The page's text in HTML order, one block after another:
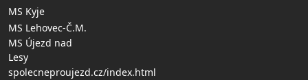
MS Kyje
MS Lehovec-Č.M.
MS Újezd nad
Lesy
spolecneproujezd.cz/index.html